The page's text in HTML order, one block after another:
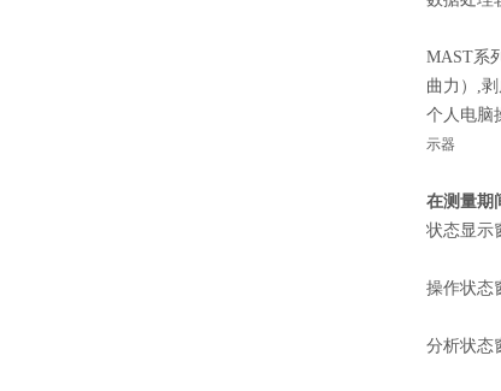
MAST系
曲力）,
个人电脑
示器
在测量期
状态显示
操作状态
分析状态